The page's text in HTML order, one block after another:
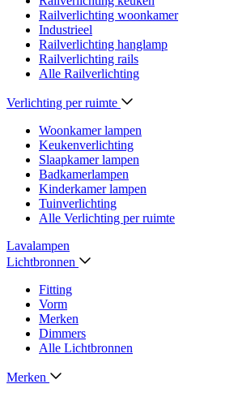
Railverlichting woonkamer
Industrieel
Railverlichting hanglamp
Railverlichting rails
Alle Railverlichting
Verlichting per ruimte
Woonkamer lampen
Keukenverlichting
Slaapkamer lampen
Badkamerlampen
Kinderkamer lampen
Tuinverlichting
Alle Verlichting per ruimte
Lavalampen
Lichtbronnen
Fitting
Vorm
Merken
Dimmers
Alle Lichtbronnen
Merken